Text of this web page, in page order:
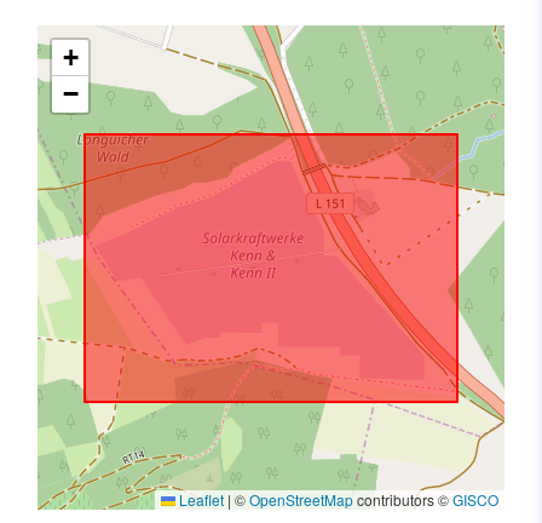
+
−
Leaflet | ©OpenStreetMapcontributors ©GISCO